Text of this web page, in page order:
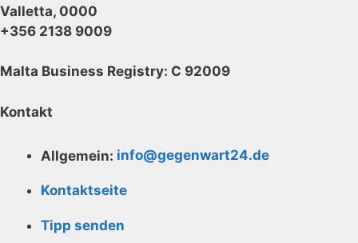
Valletta, 0000
+356 2138 9009
Malta Business Registry: C 92009
Kontakt
Allgemein: info@gegenwart24.de
Kontaktseite
Tipp senden